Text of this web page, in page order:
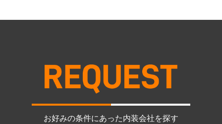
お好みの条件にあった内装会社を探す